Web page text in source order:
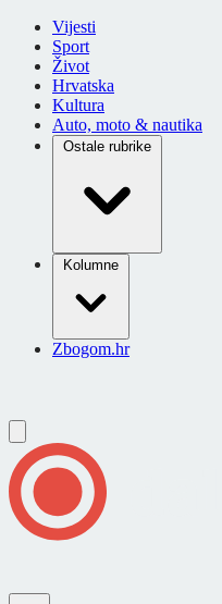
Vijesti
Sport
Život
Hrvatska
Kultura
Auto, moto & nautika
Ostale rubrike
Kolumne
Zbogom.hr